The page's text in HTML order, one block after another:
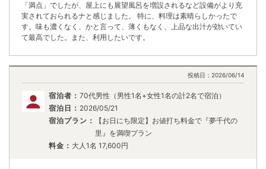
「満点」でしたが、屋上にも展望風呂を増設されるなど設備がより充
実されておられるナと感じました。 特に、料理は素晴らしかったで
す。味も濃くなく、かと言って、薄くもなく、上品な出汁が効いてい
て最高でした。また、利用したいです。
投稿日： 2026/06/14
宿泊者： 70代男性（男性1名+女性1名の計2名で宿泊）
宿泊日： 2026/05/21
宿泊プラン：
【お日にち限定】お値打ち料金で『夢千代の
里』を満喫プラン
料金： 大人1名 17,600円